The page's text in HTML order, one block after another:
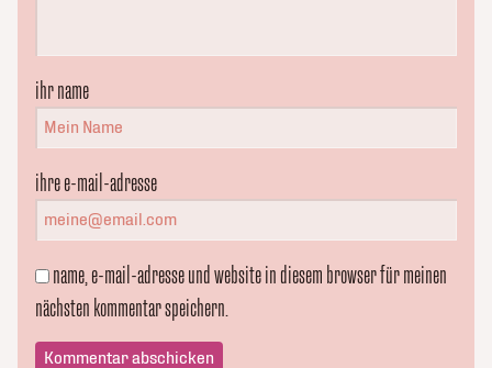
ihr name
ihre e-mail-adresse
name, e-mail-adresse und website in diesem browser für meinen
nächsten kommentar speichern.